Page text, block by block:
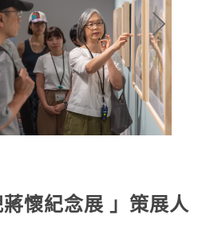
懷紀念展 」策展人